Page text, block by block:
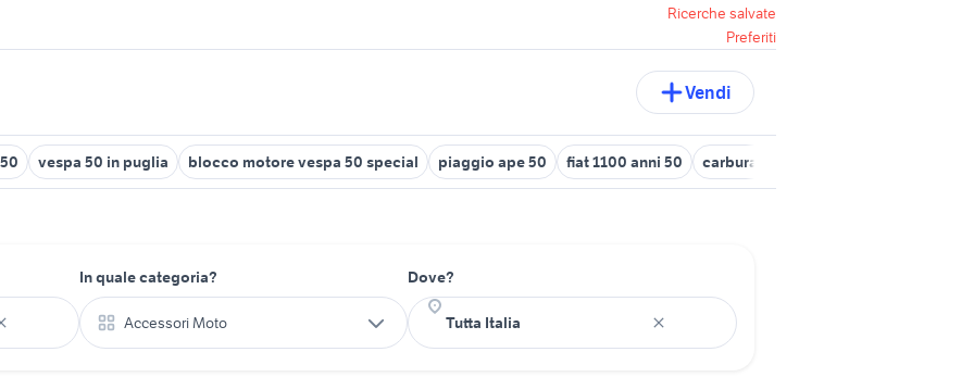
Ricerche salvate
Preferiti
Vendi
vespa 50 in puglia blocco motore vespa 50 special piaggio ape 50 fiat 1100 anni 50 carburatore vespa 50
In quale categoria?
Accessori Moto
Dove?